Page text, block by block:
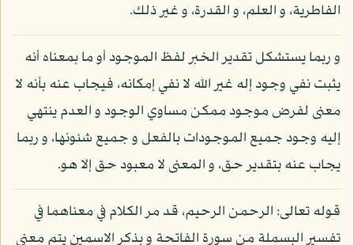
الفاطرية، و العلم، و القدرة، و غير ذلك.
و ربما يستشكل تقدير الخبر لفظ الموجود أو ما بمعناه أنه
يثبت نفي وجود إله غير الله لا نفي إمكانه، فيجاب عنه بأنه لا
معنى لفرض موجود ممكن مساوي الوجود و العدم ينتهي
إليه وجود جميع الموجودات بالفعل و جميع شئونها، و ربما
يجاب عنه بتقدير حق، و المعنى لا معبود حق إلا هو.
قوله تعالى: الرحمن الرحيم، قد مر الكلام في معناهما في
تفسير البسملة من سورة الفاتحة و بذكر الاسمين يتم معنى